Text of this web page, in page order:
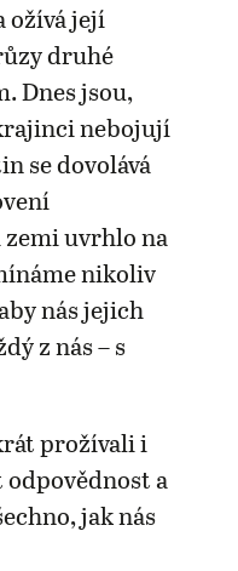
ožívá její
druhé
Dnes jsou,
nebojují
se dovolává
zemi uvrhlo na
nikoliv
nás jejich
z nás – s
prožívali i
a
jak nás